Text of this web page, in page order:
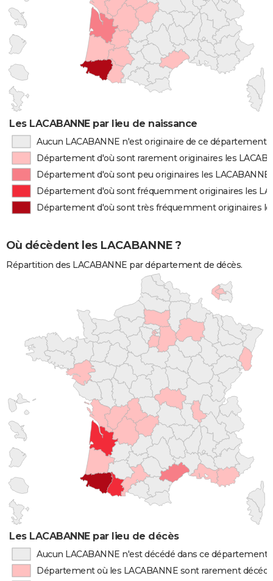
Les LACABANNE par lieu de naissance
Aucun LACABANNE n'est originaire de ce département
Département d'où sont rarement originaires les
Département d'où sont peu originaires les LACABANNE
Département d'où sont fréquemment originaires les
Département d'où sont très fréquemment originaires
Où décèdent les LACABANNE ?
Répartition des LACABANNE par département de décès.
Les LACABANNE par lieu de décès
Aucun LACABANNE n'est décédé dans ce département
Département où les LACABANNE sont rarement